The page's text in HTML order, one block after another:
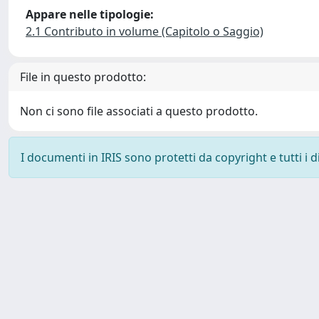
Appare nelle tipologie:
2.1 Contributo in volume (Capitolo o Saggio)
File in questo prodotto:
Non ci sono file associati a questo prodotto.
I documenti in IRIS sono protetti da copyright e tutti i